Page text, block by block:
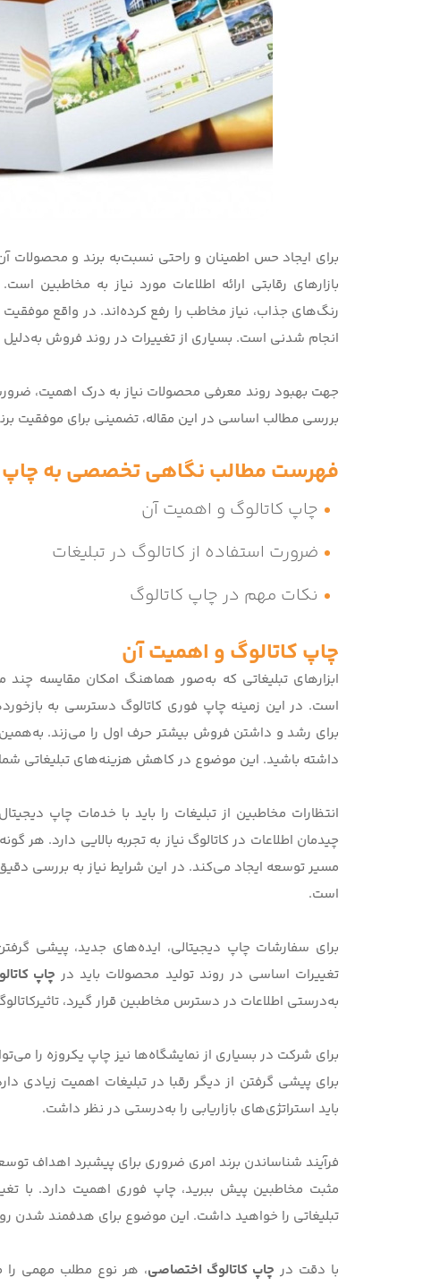
برای ایجاد حس اطمینان و راحتی نسبت‌به برند و محصولات
بازارهای رقابتی ارائه اطلاعات مورد نیاز به مخاطبین
رنگ‌های جذاب، نیاز مخاطب را رفع کرده‌اند. در واقع
انجام شدنی است. بسیاری از تغییرات در روند فروش به‌دلیل
جهت بهبود روند معرفی محصولات نیاز به درک اهمیت،
بررسی مطالب اساسی در این مقاله، تضمینی برای موفقیت
فهرست مطالب نگاهی تخصصی به چاپ
چاپ کاتالوگ و اهمیت آن
ضرورت استفاده از کاتالوگ در تبلیغات
نکات مهم در چاپ کاتالوگ
چاپ کاتالوگ و اهمیت آن
ابزارهای تبلیغاتی که به‌صور هماهنگ امکان مقایسه چند
است. در این زمینه چاپ فوری کاتالوگ دسترسی به
برای رشد و داشتن فروش بیشتر حرف اول را می‌زند.
داشته باشید. این موضوع در کاهش هزینه‌های تبلیغاتی شما
انتظارات مخاطبین از تبلیغات را باید با خدمات چاپ
چیدمان اطلاعات در کاتالوگ نیاز به تجربه بالایی دارد. هر
مسیر توسعه ایجاد می‌کند. در این شرایط نیاز به بررسی
است.
برای سفارشات چاپ دیجیتالی، ایده‌های جدید، پیشی
تغییرات اساسی در روند تولید محصولات باید در چاپ
به‌درستی اطلاعات در دسترس مخاطبین قرار گیرد،
برای شرکت در بسیاری از نمایشگاه‌ها نیز چاپ یکروزه را
برای پیشی گرفتن از دیگر رقبا در تبلیغات اهمیت زیادی
باید استراتژی‌های بازاریابی را به‌درستی در نظر داشت.
فرآیند شناساندن برند امری ضروری برای پیشبرد اهداف
مثبت مخاطبین پیش ببرید، چاپ فوری اهمیت دارد. با
تبلیغاتی را خواهید داشت. این موضوع برای هدفمند شدن
با دقت در چاپ کاتالوگ اختصاصی، هر نوع مطلب مهمی را